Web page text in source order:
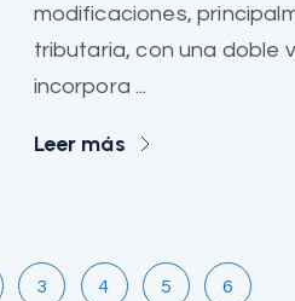
modificaciones,
tributaria, con una doble
incorpora ...
Leer más
3 4 5 6